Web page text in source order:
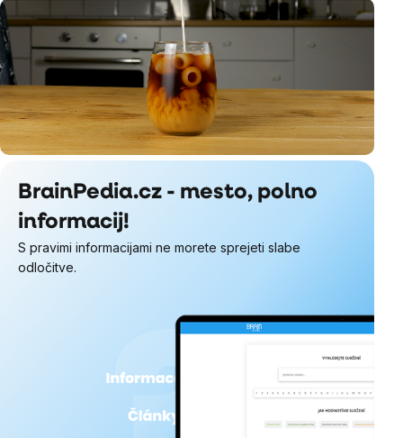
BrainPedia.cz - mesto, polno
informacij!
S pravimi informacijami ne morete sprejeti slabe
odločitve.